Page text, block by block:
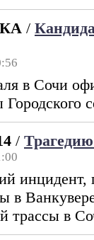
/
в Сочи
/
в
трассы в